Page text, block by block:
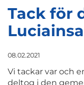
Tack för
08.02.2021
Vi tackar var och
deltog i den